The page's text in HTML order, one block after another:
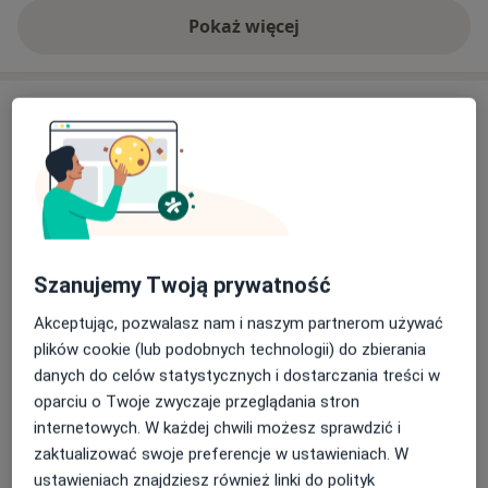
Pokaż więcejo doświadczeniu
Konsultacja stomatologiczna
Od 160 zł Szczegóły
Badanie stomatologiczne + leczenie
Od 330 zł Szczegóły
Botoks
Od 400 zł Szczegóły Umów wizytę
Konsultacja do bondingu
160 zł Szczegóły Umów wizytę
Szanujemy Twoją prywatność
Akceptując, pozwalasz nam i naszym partnerom używać
plików cookie (lub podobnych technologii) do zbierania
danych do celów statystycznych i dostarczania treści w
oparciu o Twoje zwyczaje przeglądania stron
internetowych. W każdej chwili możesz sprawdzić i
zaktualizować swoje preferencje w ustawieniach. W
ustawieniach znajdziesz również linki do polityk